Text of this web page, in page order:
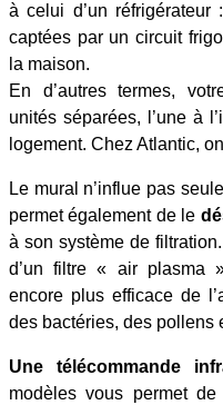
à celui d’un
captées par un circuit
la maison.
En d’autres termes,
unités séparées, l’une à
logement. Chez Atlantic,
Le mural n’influe pas
permet également de le
à son système de
d’un filtre « air plasma
encore plus efficace de
des bactéries, des pollens
Une télécommande
modèles vous permet